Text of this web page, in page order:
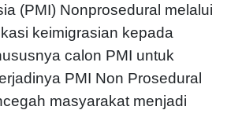
(PMI) Nonprosedural melalui
keimigrasian kepada
calon PMI untuk
PMI Non Prosedural
masyarakat menjadi